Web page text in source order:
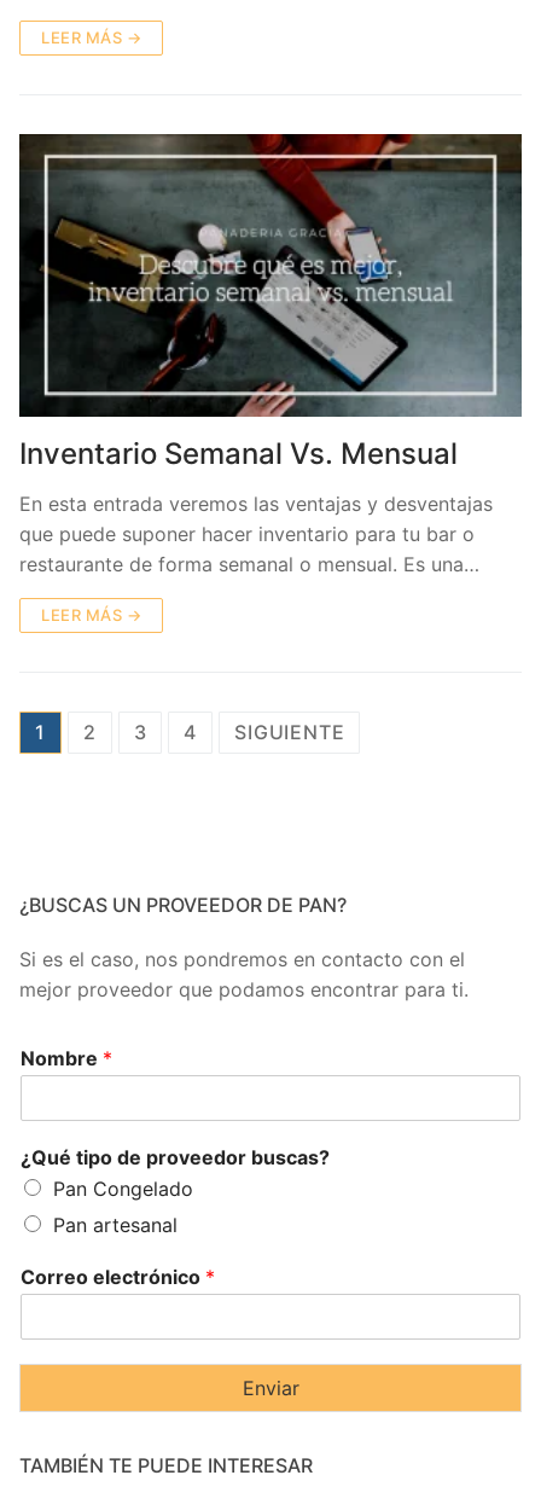
LEER MÁS →
Inventario Semanal Vs. Mensual
En esta entrada veremos las ventajas y desventajas
que puede suponer hacer inventario para tu bar o
restaurante de forma semanal o mensual. Es una…
LEER MÁS →
Navegación
1 2 3 4 SIGUIENTE
¿BUSCAS UN PROVEEDOR DE PAN?
Si es el caso, nos pondremos en contacto con el
mejor proveedor que podamos encontrar para ti.
Nombre *
¿Qué tipo de proveedor buscas?
Pan Congelado
Pan artesanal
Correo electrónico *
Enviar
TAMBIÉN TE PUEDE INTERESAR